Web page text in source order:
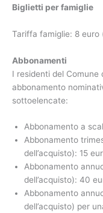
Biglietti per famiglie
Tariffa famiglie: 8 euro
Abbonamenti
I residenti del Comune
abbonamento
sottoelencate:
Abbonamento a
Abbonamento
dell’acquisto): 15
Abbonamento
dell’acquisto): 40
Abbonamento
dell’acquisto) per